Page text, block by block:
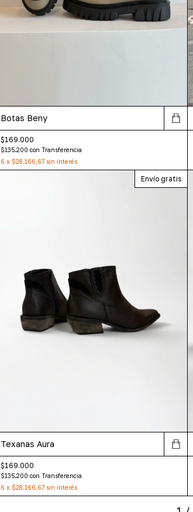
Botas Beny
$169.000
$135.200 con Transferencia
6 x $28.166,67 sin interés
Envío gratis
Texanas Aura
$169.000
$135.200 con Transferencia
6 x $28.166,67 sin interés